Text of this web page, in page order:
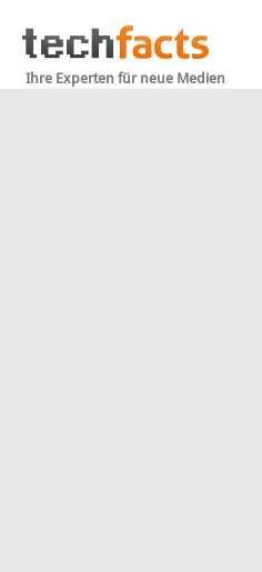
Ihre Experten für neue Medien